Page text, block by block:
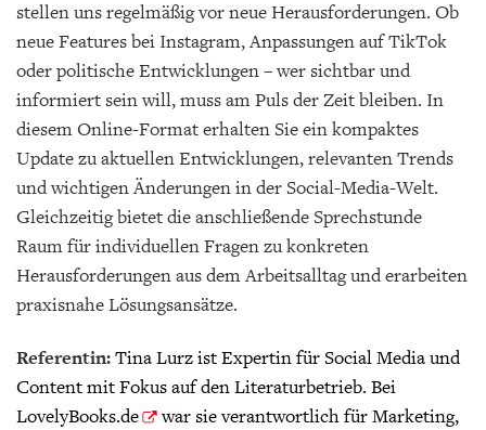
stellen uns regelmäßig vor neue Herausforderungen. Ob
neue Features bei Instagram, Anpassungen auf TikTok
oder politische Entwicklungen – wer sichtbar und
informiert sein will, muss am Puls der Zeit bleiben. In
diesem Online-Format erhalten Sie ein kompaktes
Update zu aktuellen Entwicklungen, relevanten Trends
und wichtigen Änderungen in der Social-Media-Welt.
Gleichzeitig bietet die anschließende Sprechstunde
Raum für individuellen Fragen zu konkreten
Herausforderungen aus dem Arbeitsalltag und erarbeiten
praxisnahe Lösungsansätze.
Referentin:Tina Lurz ist Expertin für Social Media und
Content mit Fokus auf den Literaturbetrieb. Bei
LovelyBooks.de
war sie verantwortlich für Marketing,